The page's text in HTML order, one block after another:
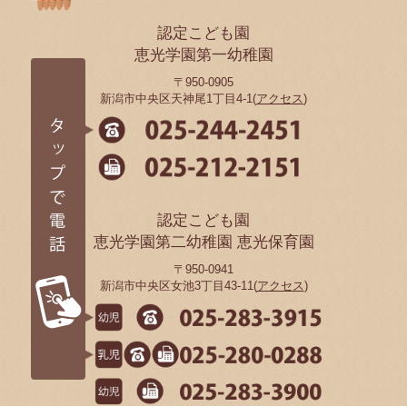
認定こども園
恵光学園第一幼稚園
〒950-0905
新潟市中央区天神尾1丁目4-1(アクセス)
認定こども園
恵光学園第二幼稚園 恵光保育園
〒950-0941
新潟市中央区女池3丁目43-11(アクセス)